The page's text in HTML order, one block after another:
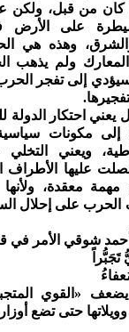
من قبل، ولكن
على الأرض
وهذه هي
ولم يذهب
سيؤدي إلى تفجر
يعني احتكار الدولة
إلى مكونات
ويعني
عليها الأطراف
معقدة،
الحرب على إحلال
أحمد شوقي الأمر في
«القوي
حتى تضع